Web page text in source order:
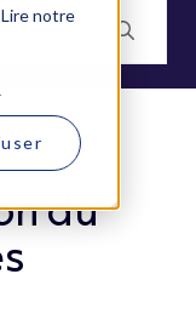
Lire notre
du